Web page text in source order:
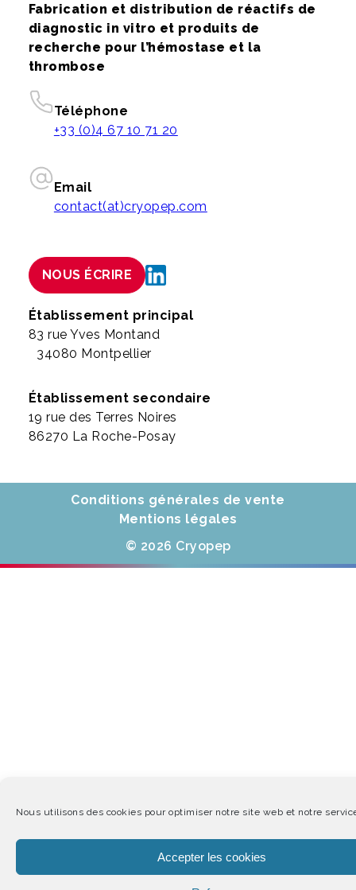
Nous utilisons des cookies pour optimiser notre site web et notre
Accepter les cookies
Fabrication et distribution de réactifs de
diagnostic in vitro et produits de
recherche pour l’hémostase et la
thrombose
Téléphone
+33 (0)4 67 10 71 20
Email
contact(at)cryopep.com
NOUS ÉCRIRE
Établissement principal
83 rue Yves Montand
34080 Montpellier
Établissement secondaire
19 rue des Terres Noires
86270 La Roche-Posay
Conditions générales de vente
Mentions légales
© 2026 Cryopep